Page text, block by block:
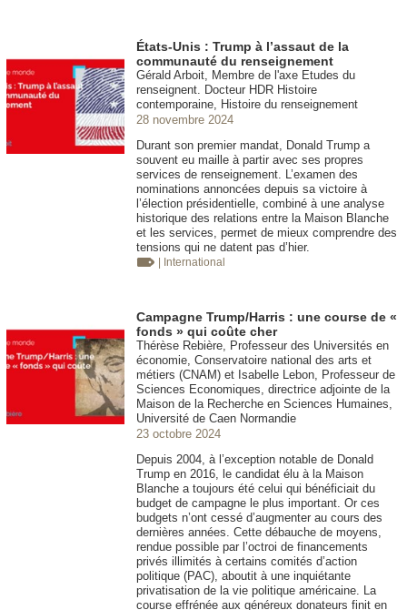
États-Unis : Trump à l’assaut de la
communauté du renseignement
Gérald Arboit, Membre de l'axe Etudes du
renseignent. Docteur HDR Histoire
contemporaine, Histoire du renseignement
28 novembre 2024
Durant son premier mandat, Donald Trump a
souvent eu maille à partir avec ses propres
services de renseignement. L’examen des
nominations annoncées depuis sa victoire à
l’élection présidentielle, combiné à une analyse
historique des relations entre la Maison Blanche
et les services, permet de mieux comprendre des
tensions qui ne datent pas d’hier.
| International
Campagne Trump/Harris : une course de «
fonds » qui coûte cher
Thérèse Rebière, Professeur des Universités en
économie, Conservatoire national des arts et
métiers (CNAM) et Isabelle Lebon, Professeur de
Sciences Economiques, directrice adjointe de la
Maison de la Recherche en Sciences Humaines,
Université de Caen Normandie
23 octobre 2024
Depuis 2004, à l’exception notable de Donald
Trump en 2016, le candidat élu à la Maison
Blanche a toujours été celui qui bénéficiait du
budget de campagne le plus important. Or ces
budgets n’ont cessé d’augmenter au cours des
dernières années. Cette débauche de moyens,
rendue possible par l’octroi de financements
privés illimités à certains comités d’action
politique (PAC), aboutit à une inquiétante
privatisation de la vie politique américaine. La
course effrénée aux généreux donateurs finit en